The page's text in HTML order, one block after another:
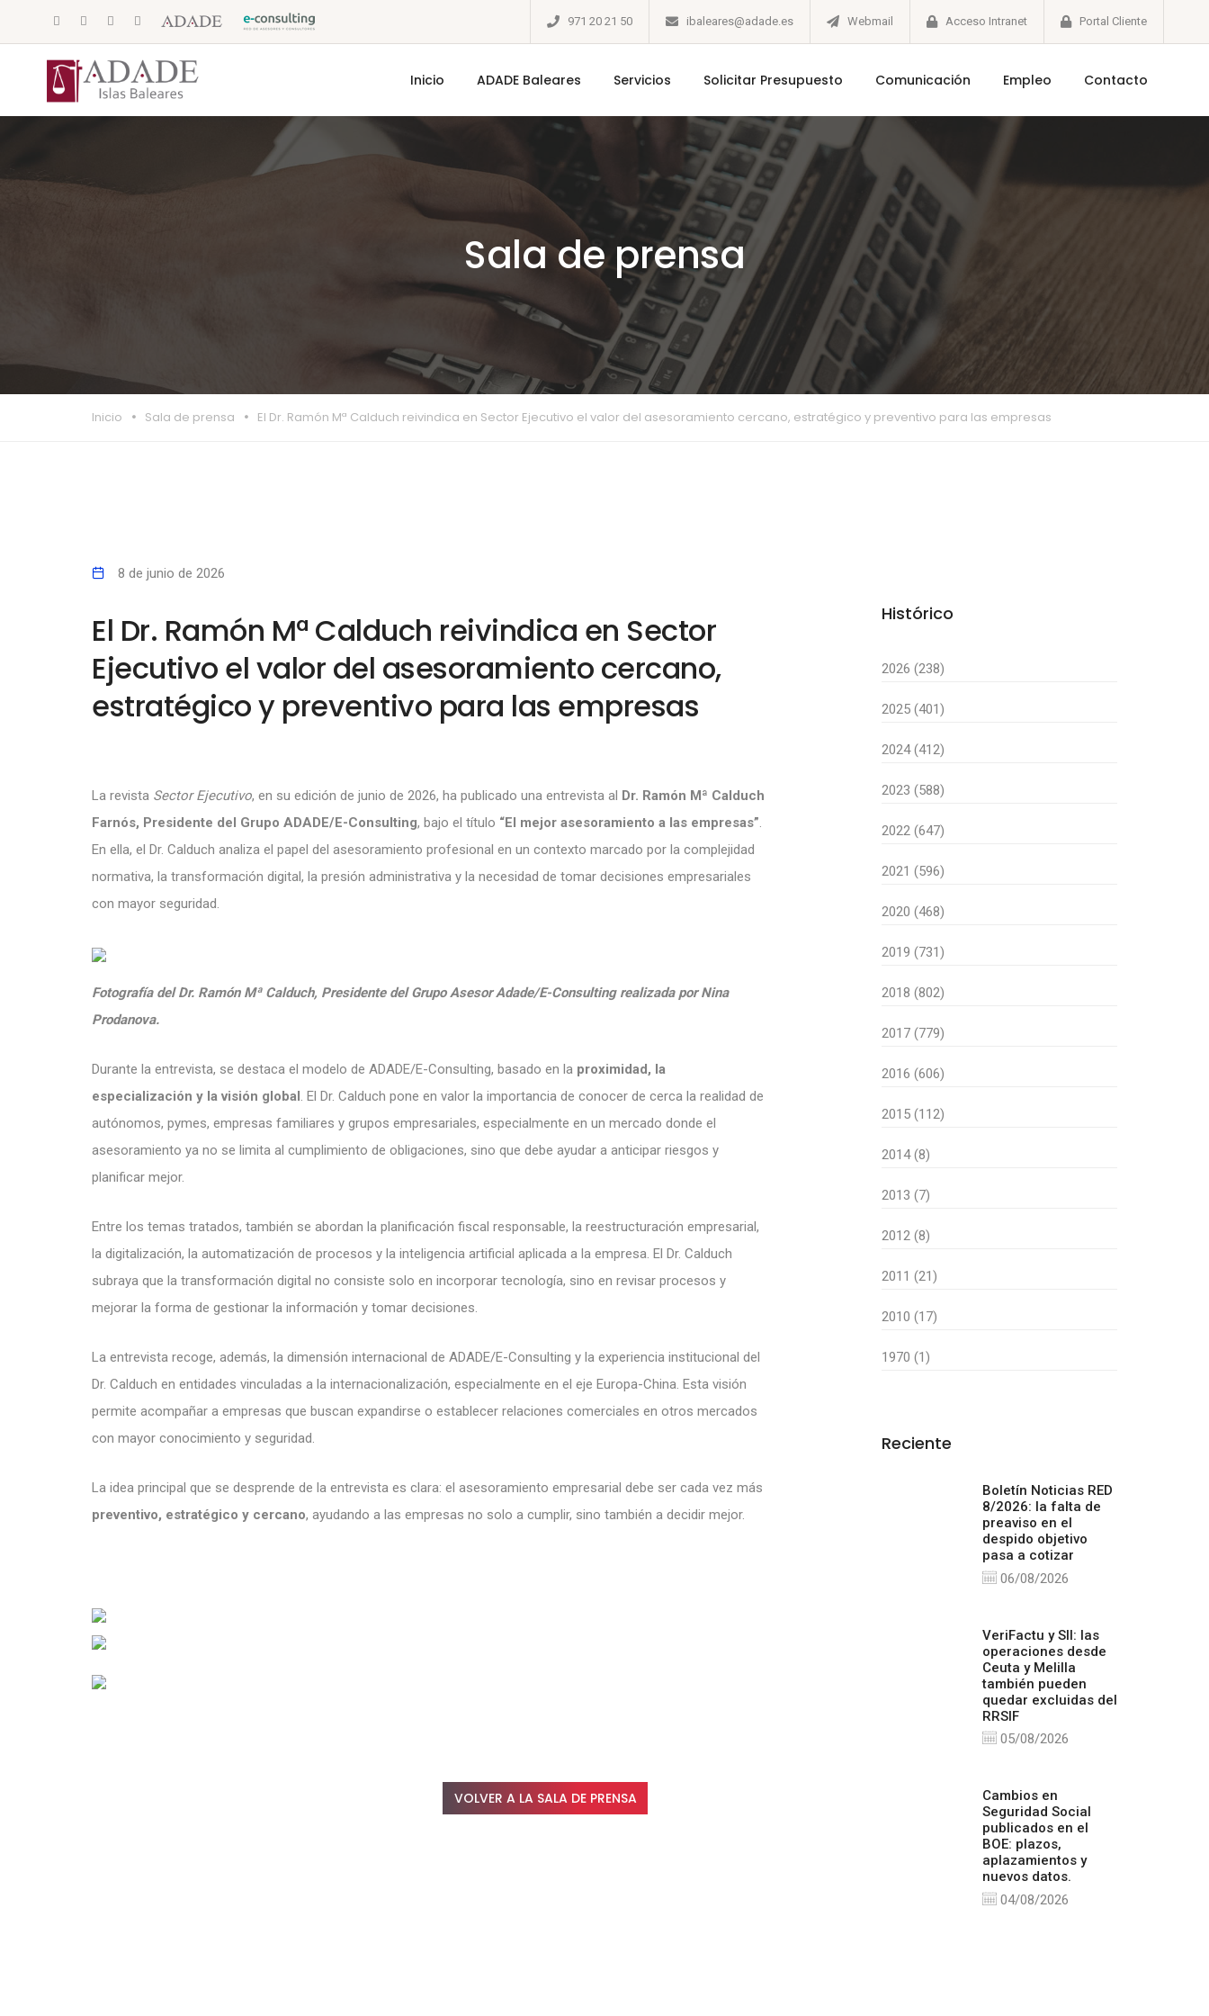
971 20 21 50 ibaleares@adade.es Webmail Acceso Intranet Portal Cliente
Inicio ADADE Baleares Servicios Solicitar Presupuesto Comunicación Empleo Contacto
Sala de prensa
Inicio Sala de prensa El Dr. Ramón Mª Calduch reivindica en Sector Ejecutivo el valor del asesoramiento cercano, estratégico y preventivo para las empresas
8 de junio de 2026
El Dr. Ramón Mª Calduch reivindica en Sector
Ejecutivo el valor del asesoramiento cercano,
estratégico y preventivo para las empresas
La revista Sector Ejecutivo, en su edición de junio de 2026, ha publicado una entrevista al Dr. Ramón Mª Calduch
Farnós, Presidente del Grupo ADADE/E-Consulting, bajo el título “El mejor asesoramiento a las empresas”.
En ella, el Dr. Calduch analiza el papel del asesoramiento profesional en un contexto marcado por la complejidad
normativa, la transformación digital, la presión administrativa y la necesidad de tomar decisiones empresariales
con mayor seguridad.
Fotografía del Dr. Ramón Mª Calduch, Presidente del Grupo Asesor Adade/E-Consulting realizada por Nina
Prodanova.
Durante la entrevista, se destaca el modelo de ADADE/E-Consulting, basado en la proximidad, la
especialización y la visión global . El Dr. Calduch pone en valor la importancia de conocer de cerca la realidad de
autónomos, pymes, empresas familiares y grupos empresariales, especialmente en un mercado donde el
asesoramiento ya no se limita al cumplimiento de obligaciones, sino que debe ayudar a anticipar riesgos y
planificar mejor.
Entre los temas tratados, también se abordan la planificación fiscal responsable, la reestructuración empresarial,
la digitalización, la automatización de procesos y la inteligencia artificial aplicada a la empresa. El Dr. Calduch
subraya que la transformación digital no consiste solo en incorporar tecnología, sino en revisar procesos y
mejorar la forma de gestionar la información y tomar decisiones.
La entrevista recoge, además, la dimensión internacional de ADADE/E-Consulting y la experiencia institucional del
Dr. Calduch en entidades vinculadas a la internacionalización, especialmente en el eje Europa-China. Esta visión
permite acompañar a empresas que buscan expandirse o establecer relaciones comerciales en otros mercados
con mayor conocimiento y seguridad.
La idea principal que se desprende de la entrevista es clara: el asesoramiento empresarial debe ser cada vez más
preventivo, estratégico y cercano, ayudando a las empresas no solo a cumplir, sino también a decidir mejor.
VOLVER A LA SALA DE PRENSA
Histórico
2026 (238)
2025 (401)
2024 (412)
2023 (588)
2022 (647)
2021 (596)
2020 (468)
2019 (731)
2018 (802)
2017 (779)
2016 (606)
2015 (112)
2014 (8)
2013 (7)
2012 (8)
2011 (21)
2010 (17)
1970 (1)
Reciente
Boletín Noticias RED
8/2026: la falta de
preaviso en el
despido objetivo
pasa a cotizar
06/08/2026
VeriFactu y SII: las
operaciones desde
Ceuta y Melilla
también pueden
quedar excluidas del
RRSIF
05/08/2026
Cambios en
Seguridad Social
publicados en el
BOE: plazos,
aplazamientos y
nuevos datos.
04/08/2026